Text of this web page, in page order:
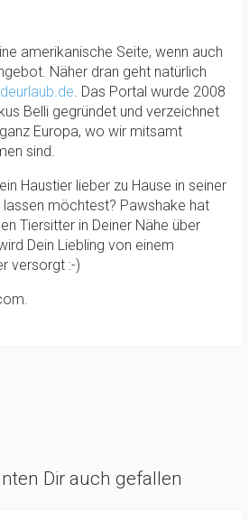
amerikanische Seite, wenn auch
Näher dran geht natürlich
. Das Portal wurde 2008
Belli gegründet und verzeichnet
Europa, wo wir mitsamt
sind.
Haustier lieber zu Hause in seiner
möchtest? Pawshake hat
Tiersitter in Deiner Nähe über
Dein Liebling von einem
versorgt :-)
Dir auch gefallen